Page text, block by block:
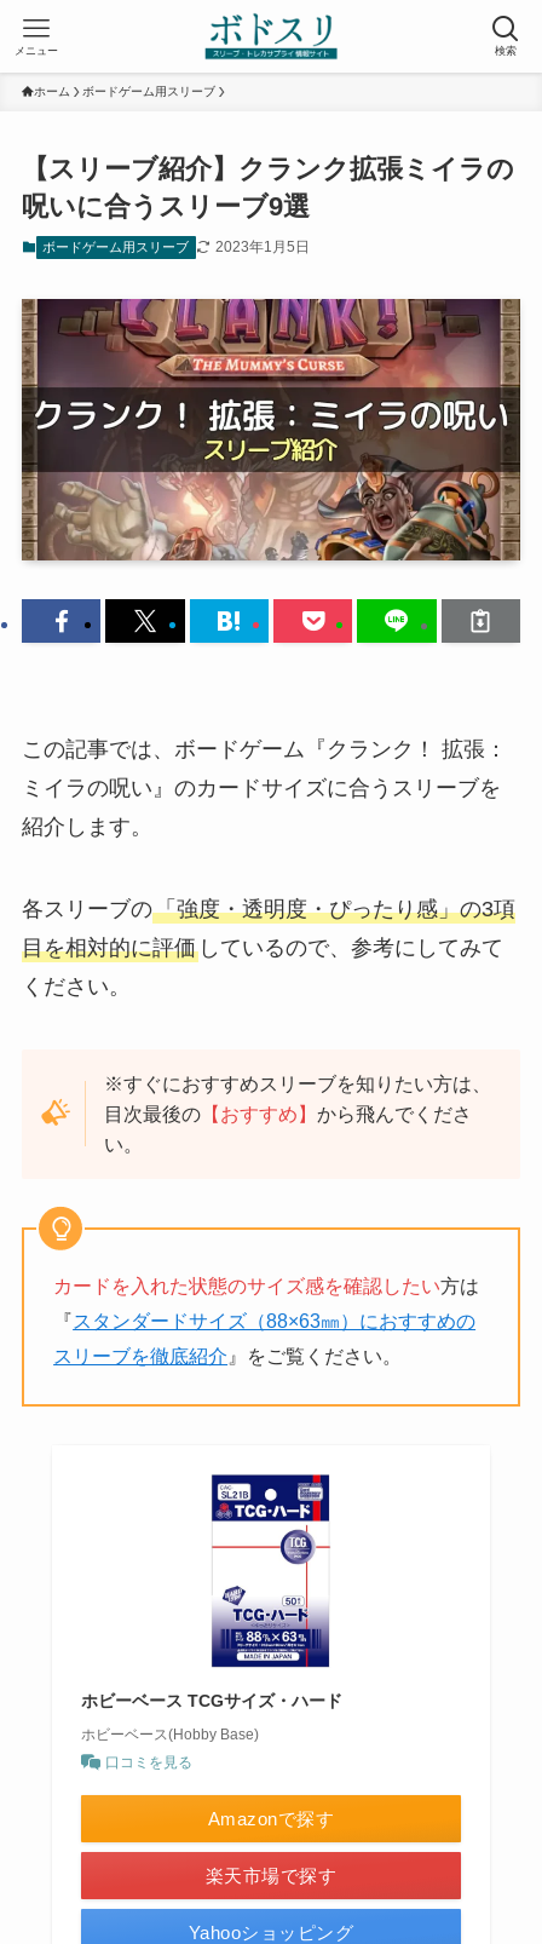
検索
メニュー
ホーム ボードゲーム用スリーブ
【スリーブ紹介】クランク拡張ミイラの
呪いに合うスリーブ9選
ボードゲーム用スリーブ 2023年1月5日
この記事では、ボードゲーム『クランク！ 拡張：
ミイラの呪い』のカードサイズに合うスリーブを
紹介します。
各スリーブの「強度・透明度・ぴったり感」の3項
目を相対的に評価しているので、参考にしてみて
ください。
※すぐにおすすめスリーブを知りたい方は、
目次最後の 【おすすめ】から飛んでくださ
い。
カードを入れた状態のサイズ感を確認したい方は
『スタンダードサイズ（88×63㎜）におすすめの
スリーブを徹底紹介 』をご覧ください。
ホビーベース TCGサイズ・ハード
ホビーベース(Hobby Base)
口コミを見る
Amazonで探す
楽天市場で探す
Yahooショッピング